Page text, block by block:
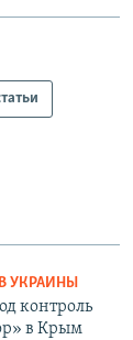
УКРАИНЫ
контроль
в Крым